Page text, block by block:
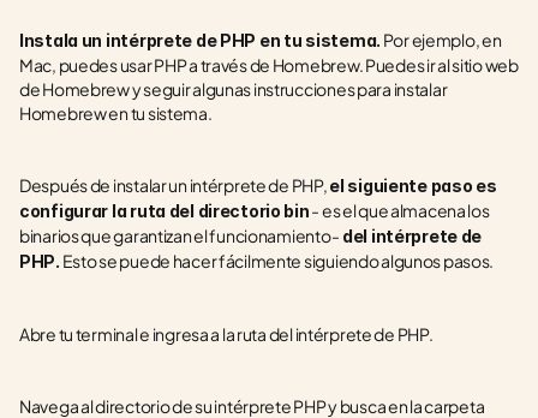
Instala un intérprete de PHP en tu sistema. Por ejemplo, en
Mac, puedes usar PHP a través de Homebrew. Puedes ir al sitio web
de Homebrew y seguir algunas instrucciones para instalar
Homebrew en tu sistema.
Después de instalar un intérprete de PHP, el siguiente paso es
configurar la ruta del directorio bin - es el que almacena los
binarios que garantizan el funcionamiento- del intérprete de
PHP. Esto se puede hacer fácilmente siguiendo algunos pasos.
Abre tu terminal e ingresa a la ruta del intérprete de PHP.
Navega al directorio de su intérprete PHP y busca en la carpeta